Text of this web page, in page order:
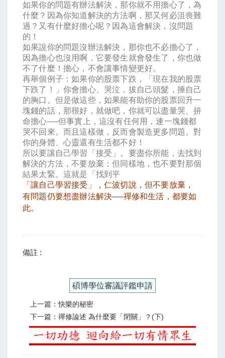
如果你的問題有辦法解決，那你就不用擔心了，為
什麼？因為你知道解決的方法啊，那又何必沮喪難
過？又有什麼好擔心呢？因為這會解決，沒問題
的！
如果說你的問題沒辦法解決，那你也不必擔心了，
因為擔心也沒用啊，它要發生就會發生了，你也做
不了什麼！擔心，不會讓事情變更好。
再舉個例子：如果你的股票下跌，「現在我的股票
下跌了！」你會擔心、哭泣，拔自己頭髮，捶自己
的胸口。但是做這些，如果能有助你的股票回升一
塊錢的話，那很好，就做吧，你就可以盡量哭、拚
命擔心──但事實上，這沒有任何用，連一塊錢都
哭不回來。而且這樣做，反而會製造更多問題。對
你的身體、心靈還有生活都不好！
所以要讓自己學習「接受」。要盡你所能，去找到
解決的方法，不要放棄；但同樣地，也不要對那個
結果太緊。這就是「找到平
「讓自己學習接受」，仁波切說，但不要放棄，
有問題仍要想盡辦法解決──禪修和生活，都要如
此。
備註 :
碩博學位審議評鑑申請
上一篇：快樂的秘密
下一篇：禪修論述 為什麼要「閉關」？(下)